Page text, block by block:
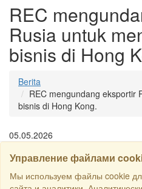
REC
Rusia untuk
bisnis di Hong
Berita
REC mengundang eksportir
bisnis di Hong Kong.
05.05.2026
Управление файлами
Мы используем файлы cookie